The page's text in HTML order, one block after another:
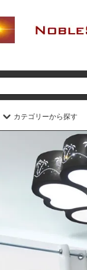
カテゴリーから探す